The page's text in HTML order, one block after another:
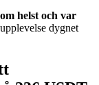
helst och var
dygnet